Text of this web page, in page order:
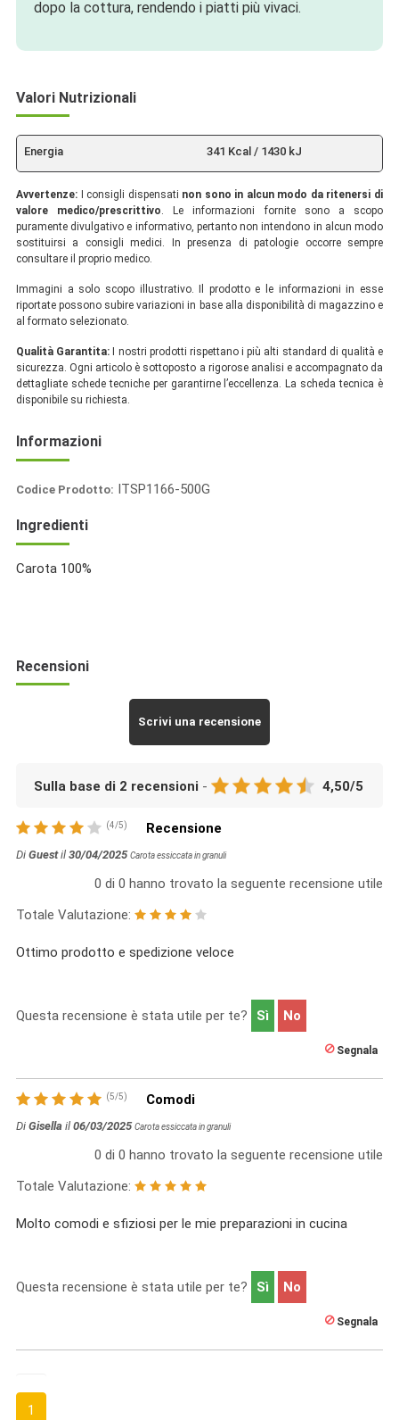
dopo la cottura, rendendo i piatti più vivaci.
Valori Nutrizionali
Energia 341 Kcal / 1430 kJ
Avvertenze: I consigli dispensati non sono in alcun modo da ritenersi di
valore medico/prescrittivo. Le informazioni fornite sono a scopo
puramente divulgativo e informativo, pertanto non intendono in alcun modo
sostituirsi a consigli medici. In presenza di patologie occorre sempre
consultare il proprio medico.
Immagini a solo scopo illustrativo. Il prodotto e le informazioni in esse
riportate possono subire variazioni in base alla disponibilità di magazzino e
al formato selezionato.
Qualità Garantita: I nostri prodotti rispettano i più alti standard di qualità e
sicurezza. Ogni articolo è sottoposto a rigorose analisi e accompagnato da
dettagliate schede tecniche per garantirne l’eccellenza. La scheda tecnica è
disponibile su richiesta.
Informazioni
Codice Prodotto: ITSP1166-500G
Spezie
Ingredienti
Carota 100%
Recensioni
Scrivi una recensione
Sulla base di 2 recensioni - 4,50/5
(4/5) Recensione
Di Guestil 30/04/2025 Carota essiccata in granuli
0 di 0 hanno trovato la seguente recensione utile
Totale Valutazione:
Ottimo prodotto e spedizione veloce
Questa recensione è stata utile per te? Sì No
Segnala
(5/5) Comodi
Di Gisella il 06/03/2025 Carota essiccata in granuli
0 di 0 hanno trovato la seguente recensione utile
Totale Valutazione:
Molto comodi e sfiziosi per le mie preparazioni in cucina
Questa recensione è stata utile per te? Sì No
Segnala
1